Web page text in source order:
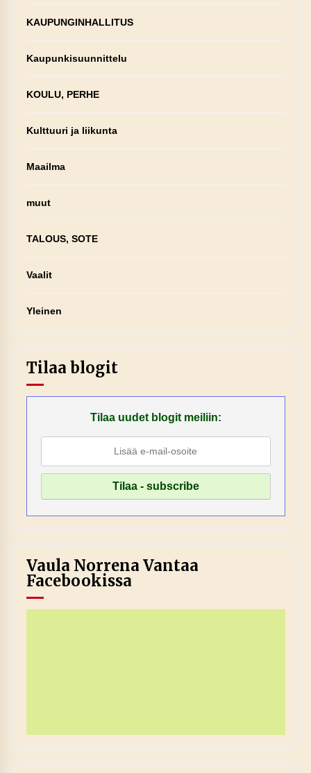
KAUPUNGINHALLITUS
Kaupunkisuunnittelu
KOULU, PERHE
Kulttuuri ja liikunta
Maailma
muut
TALOUS, SOTE
Vaalit
Yleinen
Tilaa blogit
Tilaa uudet blogit meiliin:
Vaula Norrena Vantaa
Facebookissa